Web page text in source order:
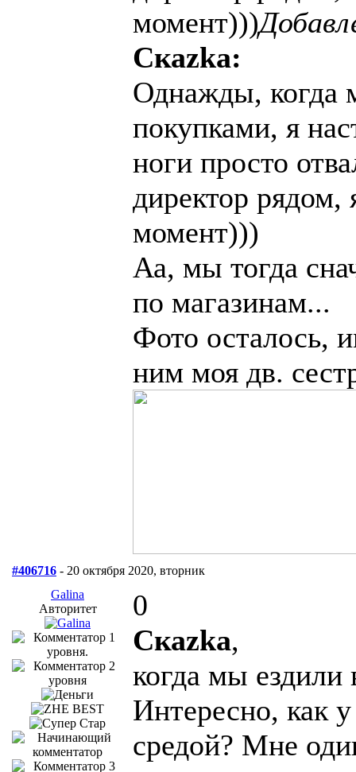
момент)))
Скаzka:
Однажды, когда
покупками, я
ноги просто
директор рядом,
момент)))
Аа, мы тогда
по магазинам...
Фото осталось,
ним моя дв.
#406716 - 20 октября 2020, вторник
Galina
Авторитет
0
Скаzka,
когда мы
Интересно, как
средой? Мне